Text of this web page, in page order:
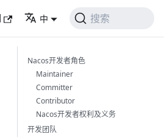
中 搜索
Nacos开发者角色
Maintainer
Committer
Contributor
Nacos开发者权利及义务
开发团队